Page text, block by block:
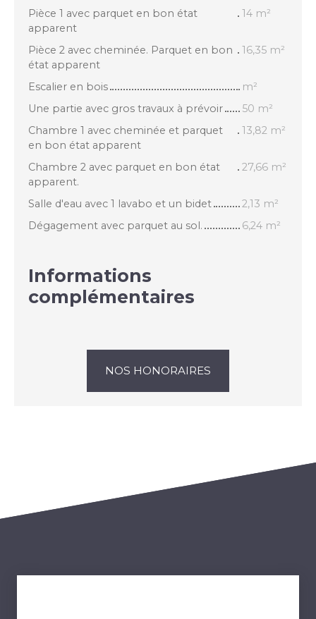
Pièce 1 avec parquet en bon état
apparent
14 m²
Pièce 2 avec cheminée. Parquet en bon
état apparent
16,35 m²
Escalier en bois
m²
Une partie avec gros travaux à prévoir
50 m²
Chambre 1 avec cheminée et parquet
en bon état apparent
13,82 m²
Chambre 2 avec parquet en bon état
apparent.
27,66 m²
Salle d'eau avec 1 lavabo et un bidet
2,13 m²
Dégagement avec parquet au sol.
6,24 m²
Informations
complémentaires
NOS HONORAIRES